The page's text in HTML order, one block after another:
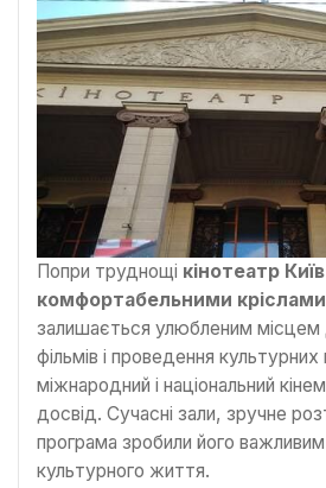
Попри труднощі кінотеатр
комфортабельними кріслами
залишається улюбленим місцем
фільмів і проведення
міжнародний і національний
досвід. Сучасні зали, зручне
програма зробили його
культурного життя.